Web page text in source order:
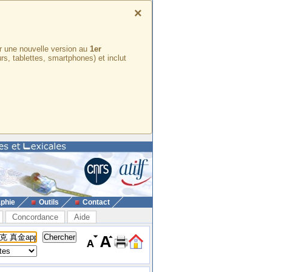
×
une nouvelle version au 1er
tablettes, smartphones) et inclut
Outils Contact
Concordance Aide